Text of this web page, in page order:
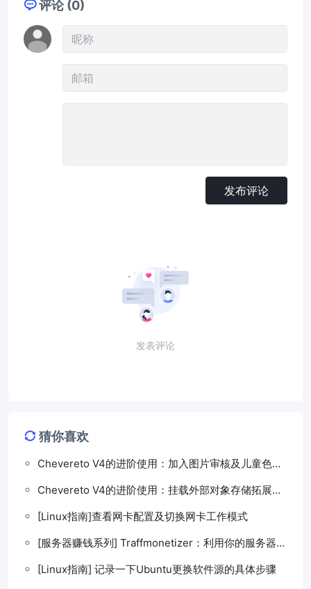
评论 (0)
发布评论
发表评论
猜你喜欢
Chevereto V4的进阶使用：加入图片审核及儿童色情
Chevereto V4的进阶使用：挂载外部对象存储拓展存
[Linux指南]查看网卡配置及切换网卡工作模式
[服务器赚钱系列] Traffmonetizer：利用你的服务器闲
[Linux指南] 记录一下Ubuntu更换软件源的具体步骤